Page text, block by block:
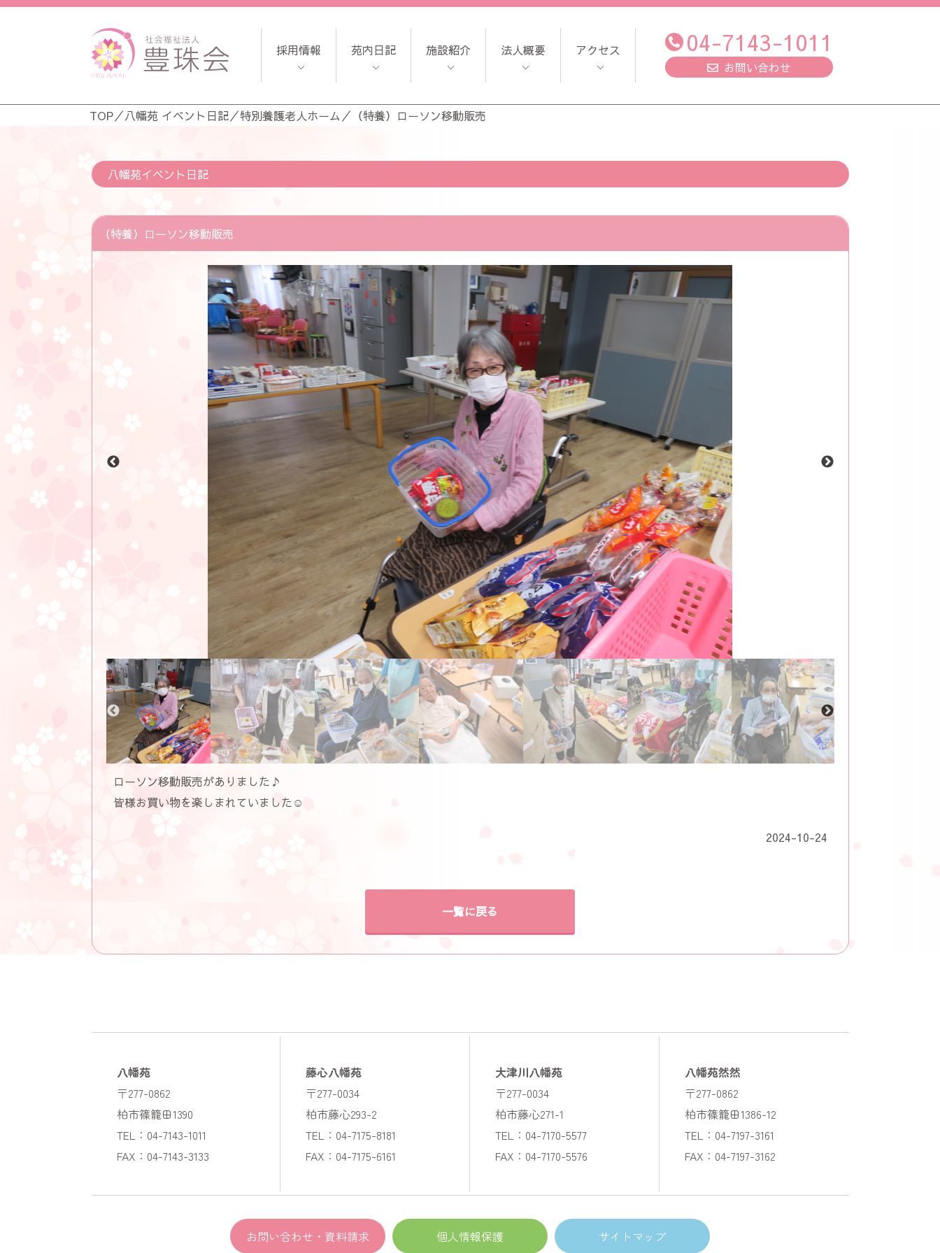
採用情報 苑内日記 施設紹介 法人概要 アクセス 04-7143-1011
お問い合わせ
TOP／八幡苑 イベント日記／特別養護老人ホーム ／ （特養）ローソン移動販売
八幡苑イベント日記
（特養）ローソン移動販売
ローソン移動販売がありました♪
皆様お買い物を楽しまれていました☺
2024-10-24
一覧に戻る
八幡苑
〒277-0862
柏市篠籠田1390
TEL：04-7143-1011
FAX：04-7143-3133
藤心八幡苑
〒277-0034
柏市藤心293-2
TEL：04-7175-8181
FAX：04-7175-6161
大津川八幡苑
〒277-0034
柏市藤心271-1
TEL：04-7170-5577
FAX：04-7170-5576
八幡苑然然
〒277-0862
柏市篠籠田1386-12
TEL：04-7197-3161
FAX：04-7197-3162
お問い合わせ・資料請求 個人情報保護 サイトマップ